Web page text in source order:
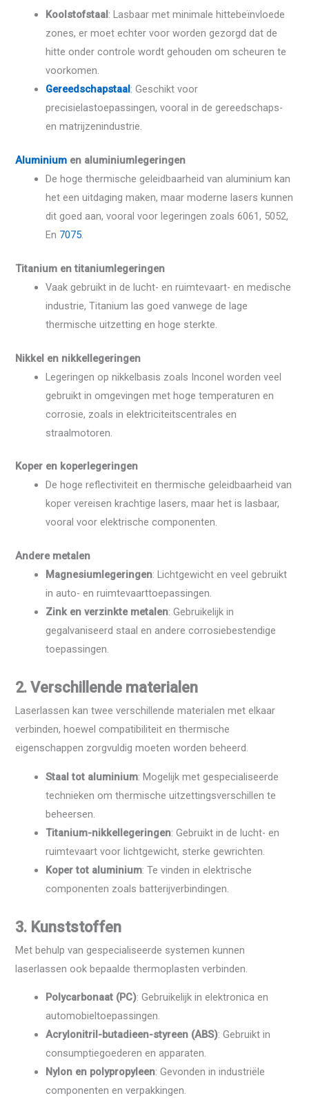
Koolstofstaal: Lasbaar met minimale hittebeïnvloede
zones, er moet echter voor worden gezorgd dat de
hitte onder controle wordt gehouden om scheuren te
voorkomen.
Gereedschapstaal: Geschikt voor
precisielastoepassingen, vooral in de gereedschaps-
en matrijzenindustrie.
Aluminium en aluminiumlegeringen
De hoge thermische geleidbaarheid van aluminium kan
het een uitdaging maken, maar moderne lasers kunnen
dit goed aan, vooral voor legeringen zoals 6061, 5052,
En 7075.
Titanium en titaniumlegeringen
Vaak gebruikt in de lucht- en ruimtevaart- en medische
industrie, Titanium las goed vanwege de lage
thermische uitzetting en hoge sterkte.
Nikkel en nikkellegeringen
Legeringen op nikkelbasis zoals Inconel worden veel
gebruikt in omgevingen met hoge temperaturen en
corrosie, zoals in elektriciteitscentrales en
straalmotoren.
Koper en koperlegeringen
De hoge reflectiviteit en thermische geleidbaarheid van
koper vereisen krachtige lasers, maar het is lasbaar,
vooral voor elektrische componenten.
Andere metalen
Magnesiumlegeringen: Lichtgewicht en veel gebruikt
in auto- en ruimtevaarttoepassingen.
Zink en verzinkte metalen: Gebruikelijk in
gegalvaniseerd staal en andere corrosiebestendige
toepassingen.
2. Verschillende materialen
Laserlassen kan twee verschillende materialen met elkaar
verbinden, hoewel compatibiliteit en thermische
eigenschappen zorgvuldig moeten worden beheerd.
Staal tot aluminium: Mogelijk met gespecialiseerde
technieken om thermische uitzettingsverschillen te
beheersen.
Titanium-nikkellegeringen: Gebruikt in de lucht- en
ruimtevaart voor lichtgewicht, sterke gewrichten.
Koper tot aluminium: Te vinden in elektrische
componenten zoals batterijverbindingen.
3. Kunststoffen
Met behulp van gespecialiseerde systemen kunnen
laserlassen ook bepaalde thermoplasten verbinden.
Polycarbonaat (PC): Gebruikelijk in elektronica en
automobieltoepassingen.
Acrylonitril-butadieen-styreen (ABS): Gebruikt in
consumptiegoederen en apparaten.
Nylon en polypropyleen: Gevonden in industriële
componenten en verpakkingen.